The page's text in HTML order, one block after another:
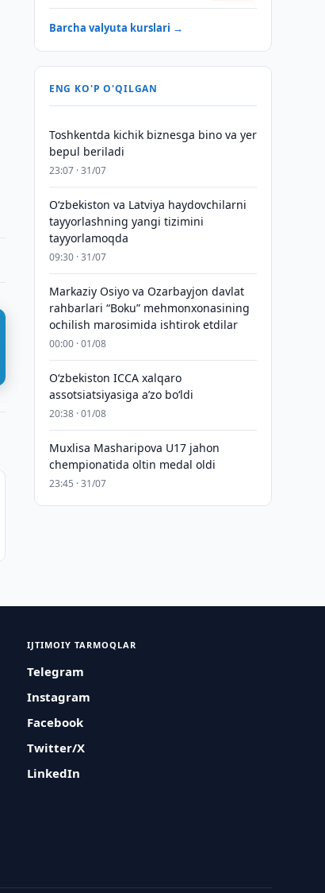
Barcha valyuta kurslari →
ENG KO'P O'QILGAN
Toshkentda kichik biznesga bino va yer
bepul beriladi
23:07 · 31/07
Oʻzbekiston va Latviya haydovchilarni
tayyorlashning yangi tizimini
tayyorlamoqda
09:30 · 31/07
Markaziy Osiyo va Ozarbayjon davlat
rahbarlari “Boku” mehmonxonasining
ochilish marosimida ishtirok etdilar
00:00 · 01/08
O‘zbekiston ICCA xalqaro
assotsiatsiyasiga aʼzo bo‘ldi
20:38 · 01/08
Muxlisa Masharipova U17 jahon
chempionatida oltin medal oldi
23:45 · 31/07
IJTIMOIY TARMOQLAR
Telegram
Instagram
Facebook
Twitter/X
LinkedIn